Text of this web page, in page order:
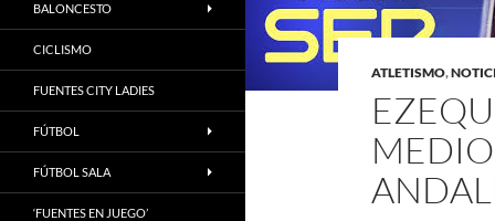
ATLETISMO,
BALONCESTO
CICLISMO
FUENTES CITY LADIES
FÚTBOL
FÚTBOL SALA
‘FUENTES EN JUEGO’